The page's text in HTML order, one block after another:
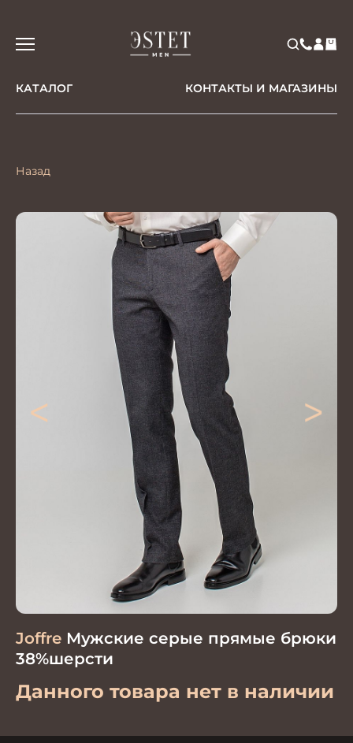
КАТАЛОГ КОНТАКТЫ И МАГАЗИНЫ
Назад
< >
Joffre Мужские серые прямые брюки
38%шерсти
Данного товара нет в наличии